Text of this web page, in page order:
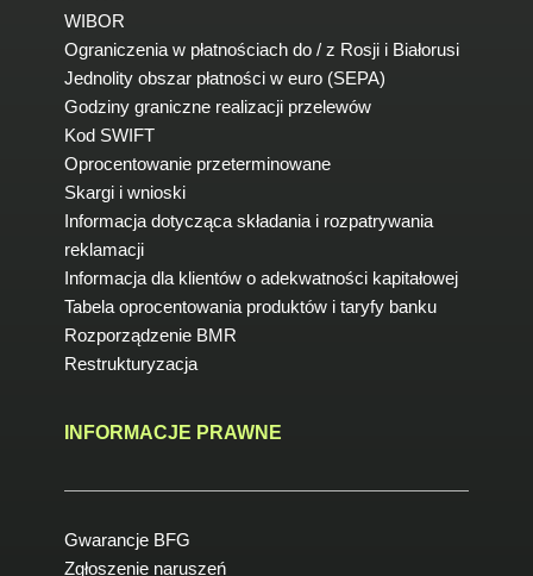
WIBOR
Ograniczenia w płatnościach do / z Rosji i Białorusi
Jednolity obszar płatności w euro (SEPA)
Godziny graniczne realizacji przelewów
Kod SWIFT
Oprocentowanie przeterminowane
Skargi i wnioski
Informacja dotycząca składania i rozpatrywania
reklamacji
Informacja dla klientów o adekwatności kapitałowej
Tabela oprocentowania produktów i taryfy banku
Rozporządzenie BMR
Restrukturyzacja
INFORMACJE PRAWNE
Gwarancje BFG
Zgłoszenie naruszeń